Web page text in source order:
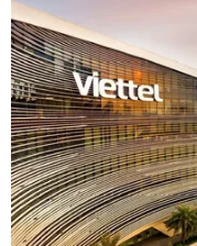
Biểu diễn nghệ thuật
Quý Mão
Theo Sở Văn hóa,
Ninh, tính từ ngày
đến mùng 10 Tết